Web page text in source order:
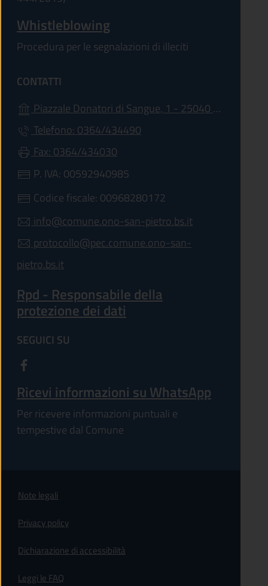
Whistleblowing
Procedura per le segnalazioni di illeciti
CONTATTI
Piazzale Donatori di Sangue, 1 - 25040 - Ono San Pietro
Telefono: 0364/434490
Fax: 0364/434030
P. IVA: 00592940985
Codice fiscale: 00968280172
info@comune.ono-san-pietro.bs.it
protocollo@pec.comune.ono-san-
pietro.bs.it
Rpd - Responsabile della
protezione dei dati
SEGUICI SU
Ricevi informazioni su WhatsApp
Per ricevere informazioni puntuali e
tempestive dal Comune
Note legali
Privacy policy
Dichiarazione di accessibilità
Leggi le FAQ